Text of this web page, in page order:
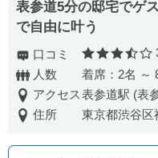
表参道5分の邸宅でゲ
で自由に叶う
口コミ
人数
着席：2名 ～
アクセス表参道駅 (表
住所
東京都渋谷区